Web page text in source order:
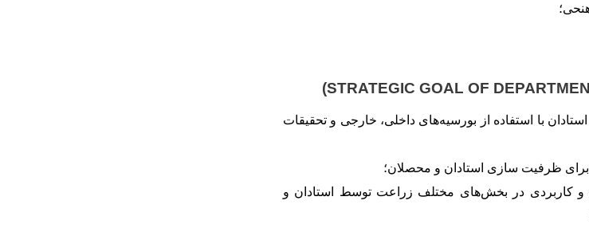
(STRATEGIC GOAL OF
با استفاده از بورسیههای داخلی، خارجی و تحقیقات
برای ظرفیت سازی استادان و محصلان؛
و کاربردی در بخشهای مختلف زراعت توسط استادان و